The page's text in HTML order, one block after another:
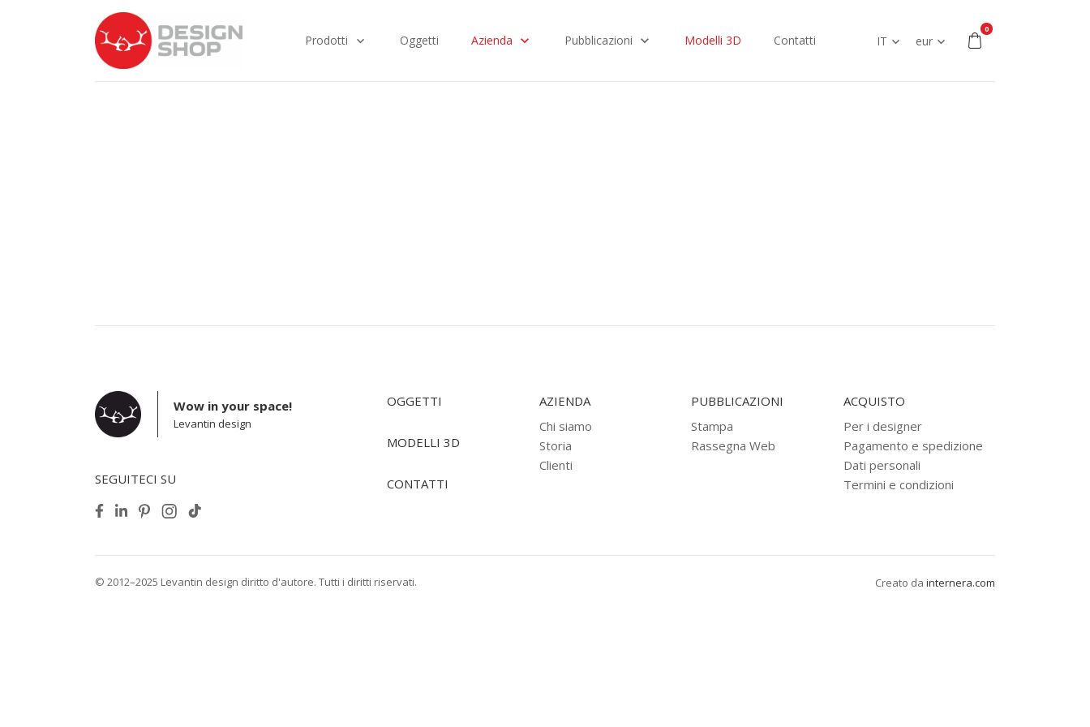
Prodotti Oggetti Azienda Pubblicazioni Modelli 3D Contatti IT eur
0
Wow in your space!
Levantin design
SEGUITECI SU
OGGETTI
AZIENDA
Chi siamo
Storia
Clienti
PUBBLICAZIONI
Stampa
Rassegna Web
MODELLI 3D
CONTATTI
ACQUISTO
Per i designer
Pagamento e spedizione
Dati personali
Termini e condizioni
© 2012–2025 Levantin design diritto d'autore. Tutti i diritti riservati. Creato da internera.com